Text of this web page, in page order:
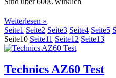
Weiterlesen »
Seite1 Seite2 Seite3 Seite4 Seite5
Seite10 Seite11 Seite12 Seite13
Technics AZ60 Test